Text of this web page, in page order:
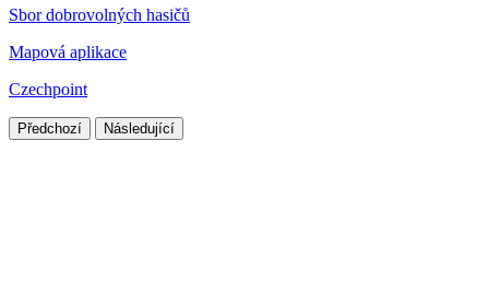
Sbor dobrovolných hasičů
Mapová aplikace
Czechpoint
Předchozí Následující